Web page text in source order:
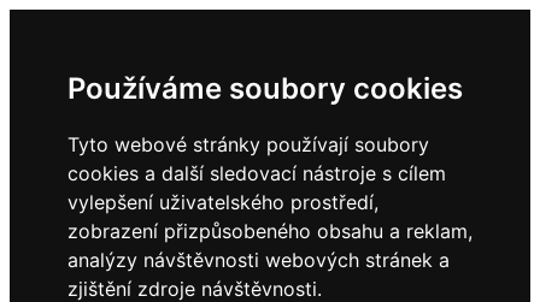
Používáme soubory cookies
Tyto webové stránky používají soubory
cookies a další sledovací nástroje s cílem
vylepšení uživatelského prostředí,
zobrazení přizpůsobeného obsahu a reklam,
analýzy návštěvnosti webových stránek a
zjištění zdroje návštěvnosti.